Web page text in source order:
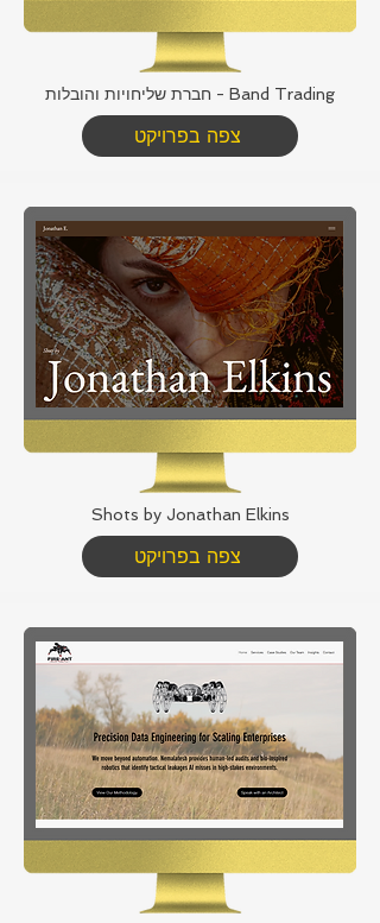
Band Trading - חברת שליחויות והובלות
צפה בפרויקט
Shots by Jonathan Elkins
צפה בפרויקט